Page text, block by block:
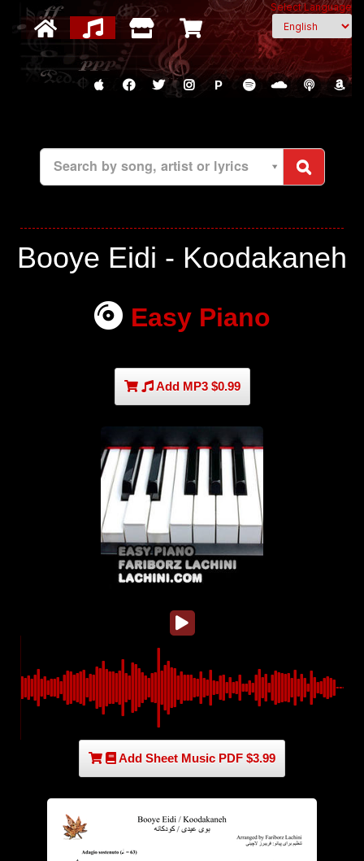
Select Language
P
Search by song, artist or lyrics
Booye Eidi - Koodakaneh
Easy Piano
Add MP3 $0.99
Add Sheet Music PDF $3.99